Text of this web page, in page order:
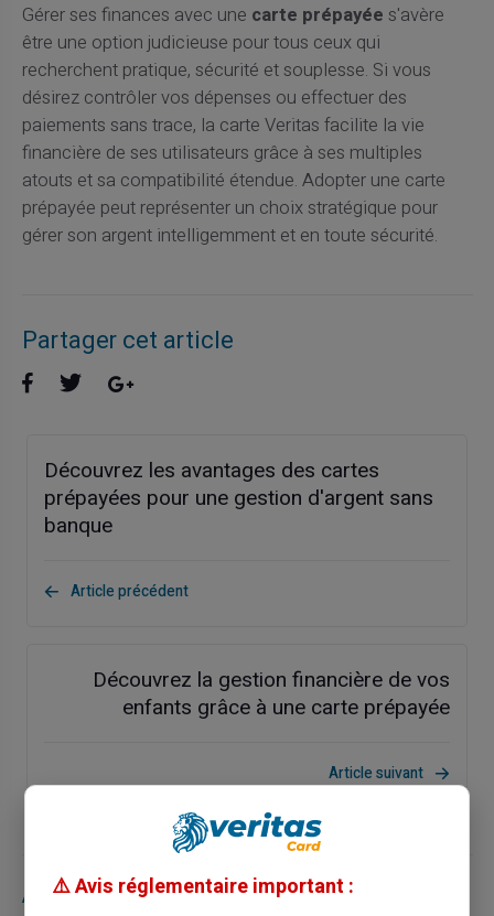
Gérer ses finances avec une carte prépayée s'avère
être une option judicieuse pour tous ceux qui
recherchent pratique, sécurité et souplesse. Si vous
désirez contrôler vos dépenses ou effectuer des
paiements sans trace, la carte Veritas facilite la vie
financière de ses utilisateurs grâce à ses multiples
atouts et sa compatibilité étendue. Adopter une carte
prépayée peut représenter un choix stratégique pour
gérer son argent intelligemment et en toute sécurité.
Partager cet article
Découvrez les avantages des cartes
prépayées pour une gestion d'argent sans
banque
Article précédent
Découvrez la gestion financière de vos
enfants grâce à une carte prépayée
Article suivant
Articles similaires
⚠️ Avis réglementaire important :